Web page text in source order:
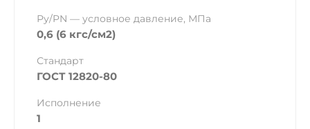
Ру/PN — условное давление, МПа
0,6 (6 кгс/см2)
Стандарт
ГОСТ 12820-80
Исполнение
1